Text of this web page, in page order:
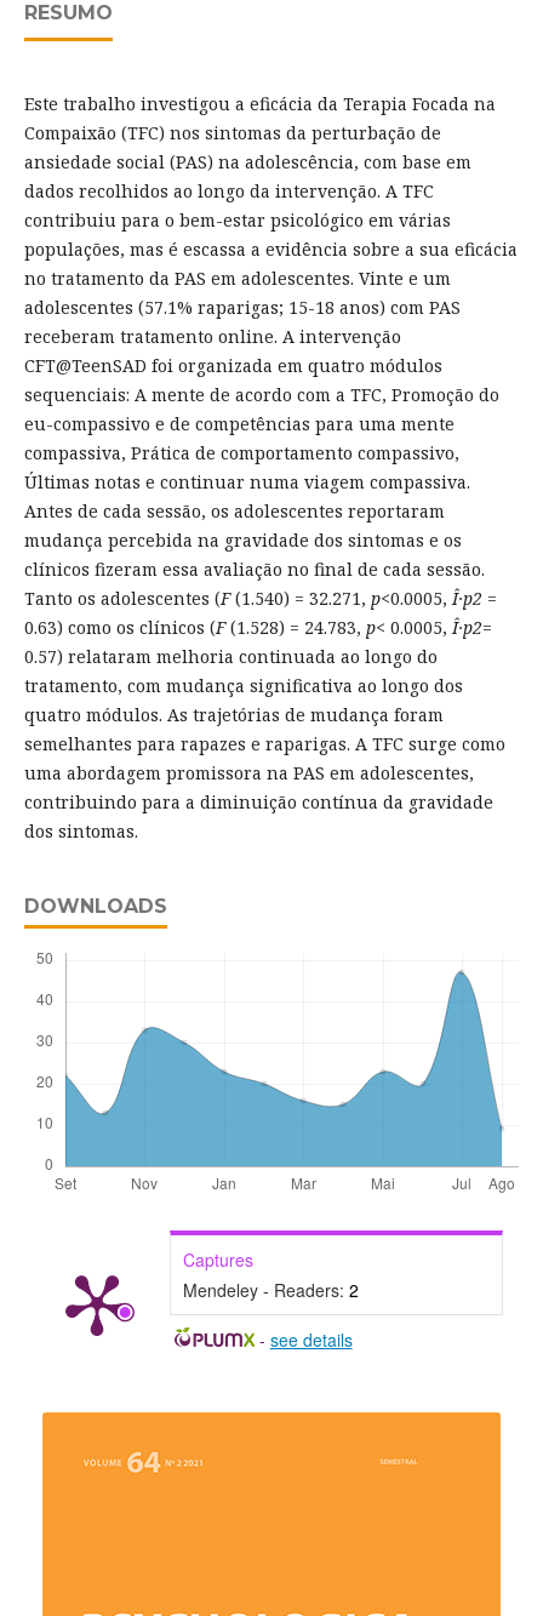
RESUMO
Este trabalho investigou a eficácia da Terapia Focada na
Compaixão (TFC) nos sintomas da perturbação de
ansiedade social (PAS) na adolescência, com base em
dados recolhidos ao longo da intervenção. A TFC
contribuiu para o bem-estar psicológico em várias
populações, mas é escassa a evidência sobre a sua eficácia
no tratamento da PAS em adolescentes. Vinte e um
adolescentes (57.1% raparigas; 15-18 anos) com PAS
receberam tratamento online. A intervenção
CFT@TeenSAD foi organizada em quatro módulos
sequenciais: A mente de acordo com a TFC, Promoção do
eu-compassivo e de competências para uma mente
compassiva, Prática de comportamento compassivo,
Últimas notas e continuar numa viagem compassiva.
Antes de cada sessão, os adolescentes reportaram
mudança percebida na gravidade dos sintomas e os
clínicos fizeram essa avaliação no final de cada sessão.
Tanto os adolescentes (F(1.540) = 32.271, p<0.0005,Î·p2 =
0.63) como os clínicos (F(1.528) = 24.783, p< 0.0005,Î·p2=
0.57) relataram melhoria continuada ao longo do
tratamento, com mudança significativa ao longo dos
quatro módulos. As trajetórias de mudança foram
semelhantes para rapazes e raparigas. A TFC surge como
uma abordagem promissora na PAS em adolescentes,
contribuindo para a diminuição contínua da gravidade
dos sintomas.
DOWNLOADS
Captures
Mendeley - Readers: 2
- see details